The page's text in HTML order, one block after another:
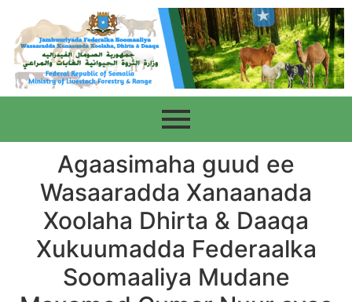
Agaasimaha guud ee
Wasaaradda Xanaanada
Xoolaha Dhirta & Daaqa
Xukuumadda Federaalka
Soomaaliya Mudane